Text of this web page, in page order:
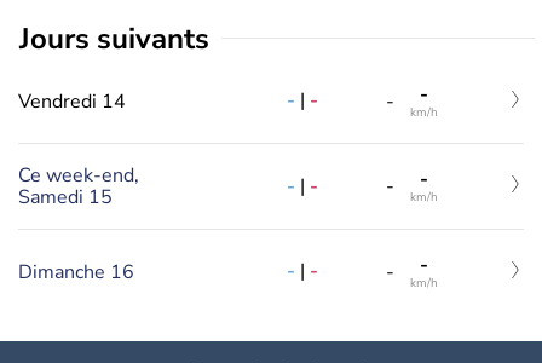
jours suivants
Vendredi 14 - | - - -
km/h
Ce week-end,
Samedi 15
- | - - -
km/h
Dimanche 16 - | - - -
km/h